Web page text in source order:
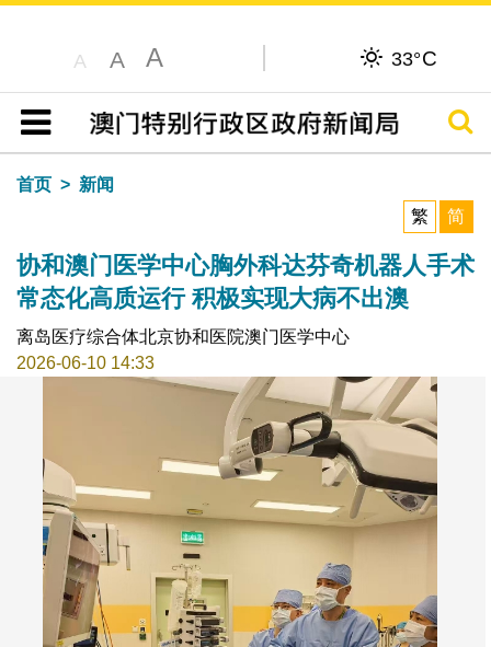
A A A 33°C
目录
搜寻
首页
新闻
繁
简
协和澳门医学中心胸外科达芬奇机器人手术
常态化高质运行 积极实现大病不出澳
离岛医疗综合体北京协和医院澳门医学中心
2026-06-10 14:33